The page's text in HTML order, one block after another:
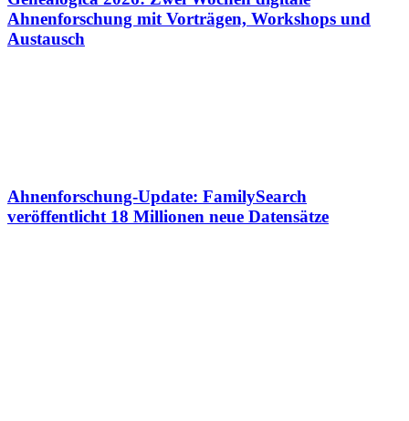
Ahnenforschung mit Vorträgen, Workshops und
Austausch
Ahnenforschung-Update: FamilySearch
veröffentlicht 18 Millionen neue Datensätze